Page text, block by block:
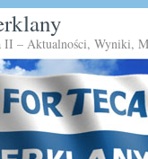
– Aktualności, Wyniki,